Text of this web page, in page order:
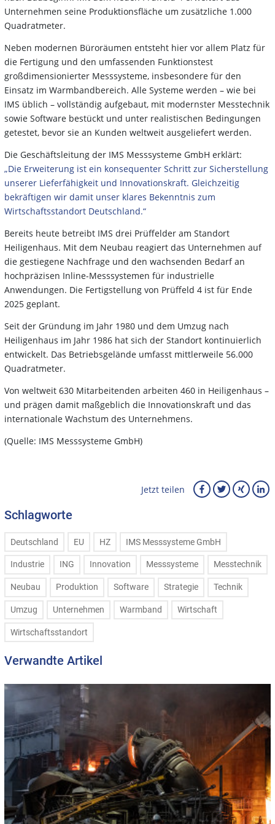
Unternehmen seine Produktionsfläche um zusätzliche 1.000
Quadratmeter.
Neben modernen Büroräumen entsteht hier vor allem Platz für
die Fertigung und den umfassenden Funktionstest
großdimensionierter Messsysteme, insbesondere für den
Einsatz im Warmbandbereich. Alle Systeme werden – wie bei
IMS üblich – vollständig aufgebaut, mit modernster Messtechnik
sowie Software bestückt und unter realistischen Bedingungen
getestet, bevor sie an Kunden weltweit ausgeliefert werden.
Die Geschäftsleitung der IMS Messsysteme GmbH erklärt:
„Die Erweiterung ist ein konsequenter Schritt zur Sicherstellung
unserer Lieferfähigkeit und Innovationskraft. Gleichzeitig
bekräftigen wir damit unser klares Bekenntnis zum
Wirtschaftsstandort Deutschland.“
Bereits heute betreibt IMS drei Prüffelder am Standort
Heiligenhaus. Mit dem Neubau reagiert das Unternehmen auf
die gestiegene Nachfrage und den wachsenden Bedarf an
hochpräzisen Inline-Messsystemen für industrielle
Anwendungen. Die Fertigstellung von Prüffeld 4 ist für Ende
2025 geplant.
Seit der Gründung im Jahr 1980 und dem Umzug nach
Heiligenhaus im Jahr 1986 hat sich der Standort kontinuierlich
entwickelt. Das Betriebsgelände umfasst mittlerweile 56.000
Quadratmeter.
Von weltweit 630 Mitarbeitenden arbeiten 460 in Heiligenhaus –
und prägen damit maßgeblich die Innovationskraft und das
internationale Wachstum des Unternehmens.
(Quelle: IMS Messsysteme GmbH)
Jetzt teilen
Schlagworte
Deutschland EU HZ IMS Messsysteme GmbH
Industrie ING Innovation Messsysteme Messtechnik
Neubau Produktion Software Strategie Technik
Umzug Unternehmen Warmband Wirtschaft
Wirtschaftsstandort
Verwandte Artikel